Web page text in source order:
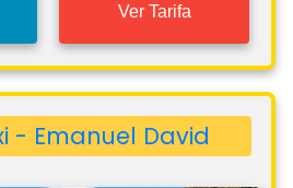
Ver Tarifa
- Emanuel David